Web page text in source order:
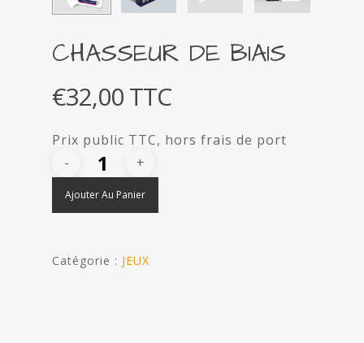
CHASSEUR DE BIAIS
€32,00TTC
Prix public TTC, hors frais de port
Ajouter Au Panier
Catégorie : JEUX